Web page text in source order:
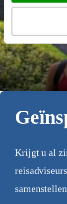
Krijgt u al